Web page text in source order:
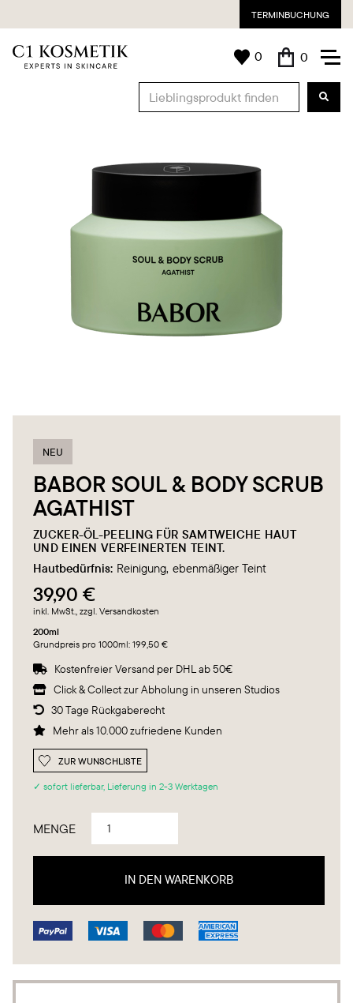
TERMINBUCHUNG
0 0
NEU
BABOR SOUL & BODY SCRUB
AGATHIST
ZUCKER-ÖL-PEELING FÜR SAMTWEICHE HAUT
UND EINEN VERFEINERTEN TEINT.
Hautbedürfnis: Reinigung ebenmäßiger Teint
39,90 €
inkl. MwSt., zzgl. Versandkosten
200ml
Grundpreis pro 1000ml: 199,50 €
 Kostenfreier Versand per DHL ab 50€
 Click & Collect zur Abholung in unseren Studios
 30 Tage Rückgaberecht
 Mehr als 10.000 zufriedene Kunden
ZUR WUNSCHLISTE
✓ sofort lieferbar, Lieferung in 2-3 Werktagen
MENGE